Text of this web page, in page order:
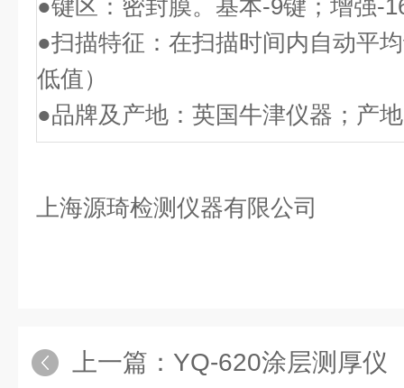
●键区：密封膜。基本-9键；增强-
●扫描特征：在扫描时间内自动平
低值）
●品牌及产地：英国牛津仪器；产
上海源琦检测仪器有限公司
上一篇： YQ-620涂层测厚仪